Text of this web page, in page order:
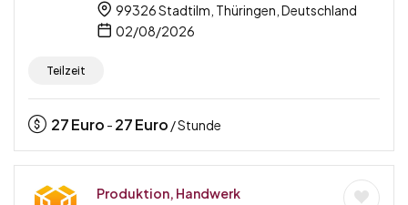
99326 Stadtilm, Thüringen, Deutschland
02/08/2026
Teilzeit
27Euro - 27Euro / Stunde
Produktion, Handwerk